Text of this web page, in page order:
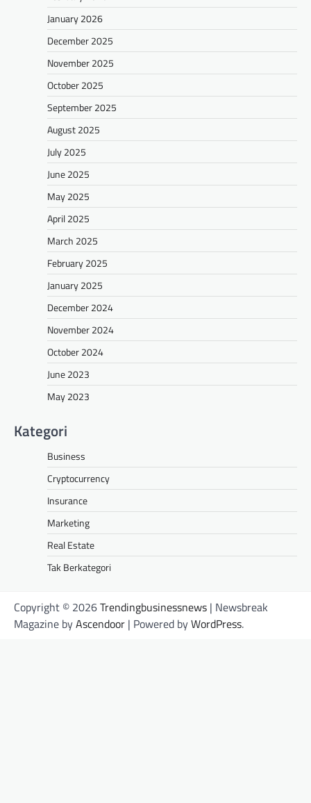
January 2026
December 2025
November 2025
October 2025
September 2025
August 2025
July 2025
June 2025
May 2025
April 2025
March 2025
February 2025
January 2025
December 2024
November 2024
October 2024
June 2023
May 2023
Kategori
Business
Cryptocurrency
Insurance
Marketing
Real Estate
Tak Berkategori
Copyright © 2026Trendingbusinessnews | Newsbreak
Magazine byAscendoor | Powered byWordPress.